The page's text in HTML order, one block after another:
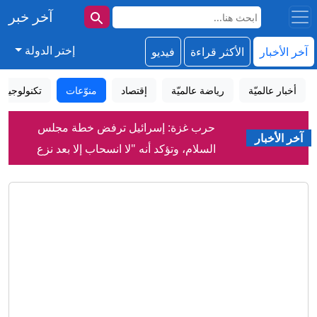
آخر خبر
آخر الأخبار الأكثر قراءة فيديو إختر الدولة
أخبار عالميّة رياضة عالميّة إقتصاد منوّعات تكنولوجيا
آخر الأخبار
حرب غزة: إسرائيل ترفض خطة مجلس
السلام، وتؤكد أنه "لا انسحاب إلا بعد نزع
سلاح حماس بالكامل"
إعلام إيراني: نشر صور للمرشد الأعلى
مجتبى خامنئي في أماكن عامة قريبًا
دمشق تعلن التوصل إلى اتفاق مع موسكو